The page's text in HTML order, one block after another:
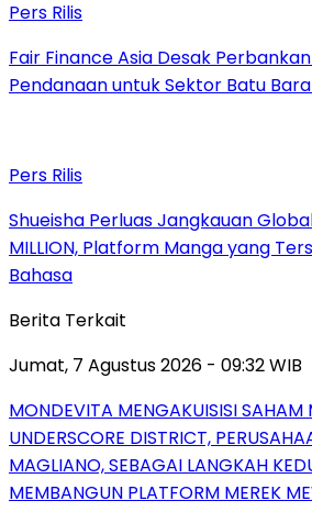
Pers Rilis
Fair Finance Asia Desak
Pendanaan untuk Sektor Batu Bara
Pers Rilis
Shueisha Perluas Jangkauan
MILLION, Platform Manga yang
Bahasa
Berita Terkait
Jumat, 7 Agustus 2026 - 09:32 WIB
MONDEVITA MENGAKUISISI SAHAM
UNDERSCORE DISTRICT,
MAGLIANO, SEBAGAI LANGKAH
MEMBANGUN PLATFORM MEREK